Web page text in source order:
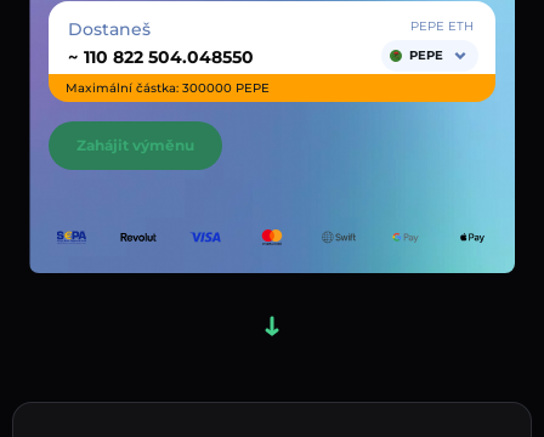
Dostaneš
~
PEPE ETH
PEPE
Maximální částka: 300000 PEPE
Zahájit výměnu